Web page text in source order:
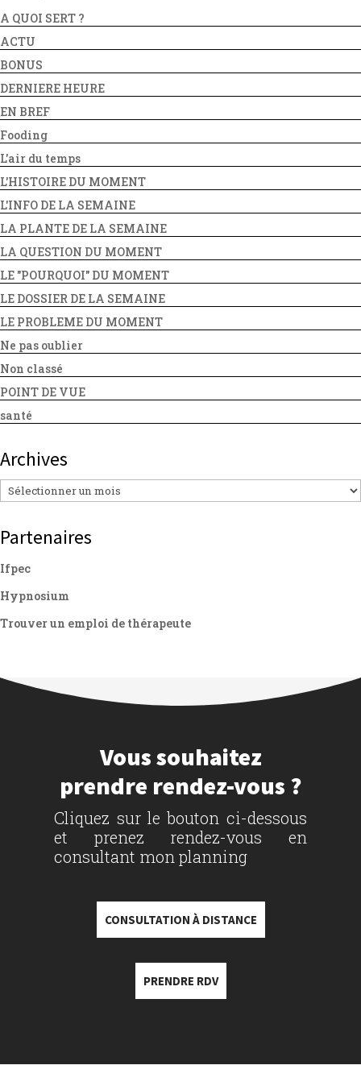
A QUOI SERT ?
ACTU
BONUS
DERNIERE HEURE
EN BREF
Fooding
L'air du temps
L'HISTOIRE DU MOMENT
L'INFO DE LA SEMAINE
LA PLANTE DE LA SEMAINE
LA QUESTION DU MOMENT
LE "POURQUOI" DU MOMENT
LE DOSSIER DE LA SEMAINE
LE PROBLEME DU MOMENT
Ne pas oublier
Non classé
POINT DE VUE
santé
Archives
Archives
Partenaires
Ifpec
Hypnosium
Trouver un emploi de thérapeute
Vous souhaitez
prendre rendez-vous ?
Cliquez sur le bouton ci-dessous
et prenez rendez-vous en
consultant mon planning
CONSULTATION À DISTANCE
PRENDRE RDV